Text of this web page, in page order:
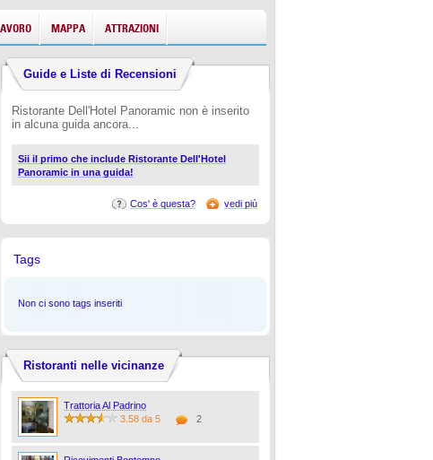
MAPPA ATTRAZIONI
Guide e Liste di Recensioni
Ristorante Dell'Hotel Panoramic non è inserito
in alcuna guida ancora...
Sii il primo che include Ristorante Dell'Hotel
Panoramic in una guida!
Cos' è questa? vedi più
Tags
Non ci sono tags inseriti
Ristoranti nelle vicinanze
Trattoria Al Padrino
3.58 da 5
2